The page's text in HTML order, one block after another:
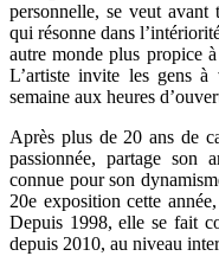
personnelle, se veut
qui résonne dans
autre monde plus propice
L’artiste invite les gens
semaine aux heures
Après plus de 20 ans de
passionnée, partage son
connue pour son
20e exposition cette
Depuis 1998, elle se fait
depuis 2010, au niveau